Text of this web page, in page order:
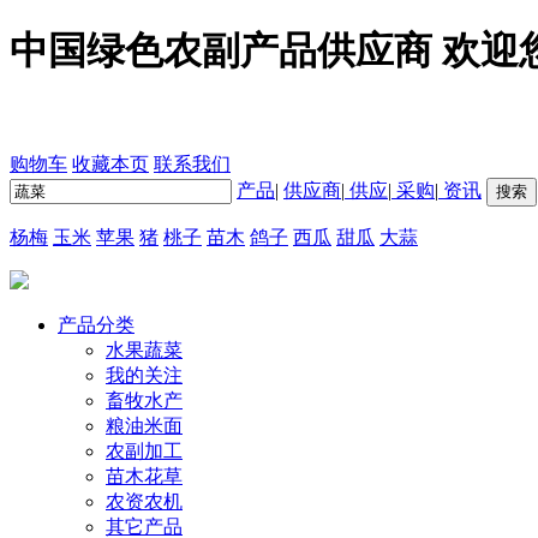
中国绿色农副产品供应商 欢迎
购物车 收藏本页 联系我们
产品| 供应商| 供应| 采购| 资讯
杨梅 玉米 苹果 猪 桃子 苗木 鸽子 西瓜 甜瓜 大蒜
产品分类
水果蔬菜
我的关注
畜牧水产
粮油米面
农副加工
苗木花草
农资农机
其它产品